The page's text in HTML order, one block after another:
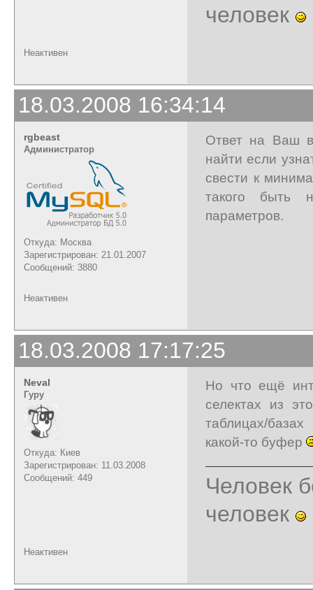
человек
Неактивен
18.03.2008 16:34:14
rgbeast
Администратор
Откуда: Москва
Зарегистрирован: 21.01.2007
Сообщений: 3880
Ответ на Ваш
найти если
свести к
такого быть
параметров.
Неактивен
18.03.2008 17:17:25
Neval
Гуру
Откуда: Киев
Зарегистрирован: 11.03.2008
Сообщений: 449
Но что ещё
селектах из
таблицах/
какой-то буфер
Человек
человек
Неактивен